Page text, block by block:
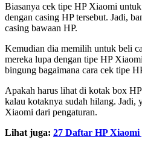
Biasanya cek tipe HP Xiaomi
dengan casing HP tersebut. Jadi,
casing bawaan HP.
Kemudian dia memilih untuk beli
mereka lupa dengan tipe HP
bingung bagaimana cara cek tipe
Apakah harus lihat di kotak box
kalau kotaknya sudah hilang. Jadi,
Xiaomi dari pengaturan.
Lihat juga: 27 Daftar HP